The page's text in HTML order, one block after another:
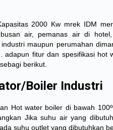
2000 Kw mrek IDM
air, pemanas air di
maupun perumahan
adapun fitur dan spesifikasi
berikut.
Boiler Industri
Hot water boiler di bawah
Jika suhu air yang
suhu outlet yang dibutuhkan